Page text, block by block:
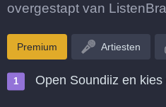
overgestapt van
Premium Artiesten
Open Soundiiz en